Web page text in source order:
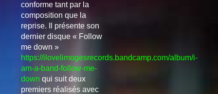
conforme tant par la
composition que la
reprise. Il présente son
dernier disque « Follow
me down »
https://ilovelimogesrecords.bandcamp.com/album/i-
am-a-band-follow-me-
down qui suit deux
premiers réalisés avec